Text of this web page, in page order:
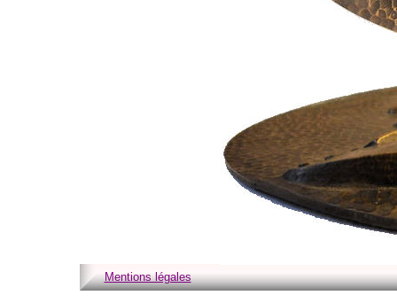
Mentions légales